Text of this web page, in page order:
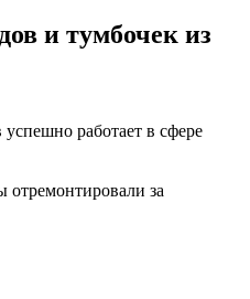
и тумбочек из
работает в сфере
за